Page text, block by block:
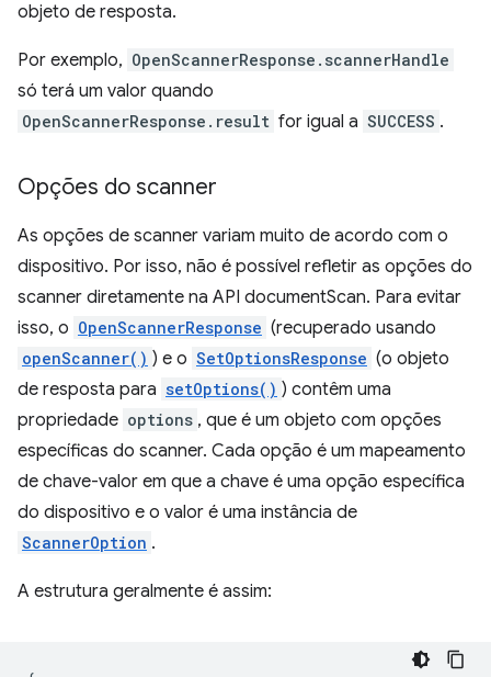
objeto de resposta.
Por exemplo, OpenScannerResponse.scannerHandle
só terá um valor quando
OpenScannerResponse.result for igual a SUCCESS .
Opções do scanner
As opções de scanner variam muito de acordo com o
dispositivo. Por isso, não é possível refletir as opções do
scanner diretamente na API documentScan. Para evitar
isso, o OpenScannerResponse (recuperado usando
openScanner() ) e o SetOptionsResponse (o objeto
de resposta para setOptions() ) contêm uma
propriedade options , que é um objeto com opções
específicas do scanner. Cada opção é um mapeamento
de chave-valor em que a chave é uma opção específica
do dispositivo e o valor é uma instância de
ScannerOption .
A estrutura geralmente é assim: